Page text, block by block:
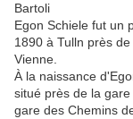
Bartoli
Egon Schiele fut un
1890 à Tulln près
Vienne.
À la naissance
situé près de la
gare des Chemins